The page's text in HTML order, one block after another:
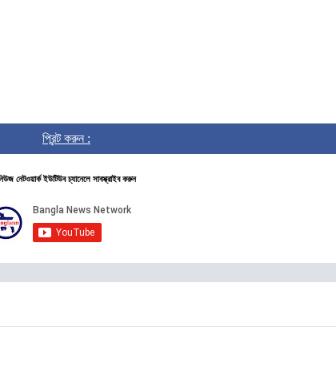
প্রিন্ট করুন :
নেটওয়ার্ক ইউটিউব চ্যানেলে সাবস্ক্রাইব করুন